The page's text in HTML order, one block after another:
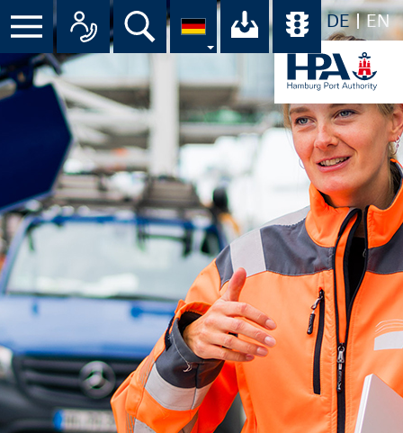
DE EN
Suche Ihr Download-